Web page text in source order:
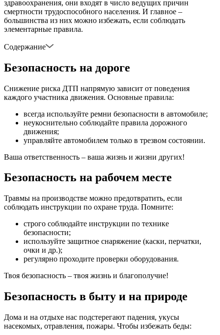
здравоохранения, они входят в число ведущих причин
смертности трудоспособного населения. И главное –
большинства из них можно избежать, если соблюдать
элементарные правила.
Содержание
Безопасность на дороге
Снижение риска ДТП напрямую зависит от поведения
каждого участника движения. Основные правила:
всегда используйте ремни безопасности в автомобиле;
неукоснительно соблюдайте правила дорожного
движения;
управляйте автомобилем только в трезвом состоянии.
Ваша ответственность – ваша жизнь и жизни других!
Безопасность на рабочем месте
Травмы на производстве можно предотвратить, если
соблюдать инструкции по охране труда. Помните:
строго соблюдайте инструкции по технике
безопасности;
используйте защитное снаряжение (каски, перчатки,
очки и др.);
регулярно проходите проверки оборудования.
Твоя безопасность – твоя жизнь и благополучие!
Безопасность в быту и на природе
Дома и на отдыхе нас подстерегают падения, укусы
насекомых, отравления, пожары. Чтобы избежать беды: